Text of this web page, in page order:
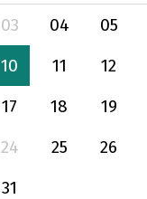
03 04 05
10 11 12
17 18 19
24 25 26
31